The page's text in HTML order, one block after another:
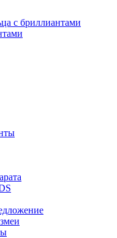
с бриллиантами